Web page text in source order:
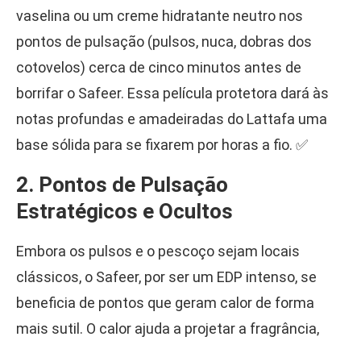
vaselina ou um creme hidratante neutro nos
pontos de pulsação (pulsos, nuca, dobras dos
cotovelos) cerca de cinco minutos antes de
borrifar o Safeer. Essa película protetora dará às
notas profundas e amadeiradas do Lattafa uma
base sólida para se fixarem por horas a fio. ✅
2. Pontos de Pulsação
Estratégicos e Ocultos
Embora os pulsos e o pescoço sejam locais
clássicos, o Safeer, por ser um EDP intenso, se
beneficia de pontos que geram calor de forma
mais sutil. O calor ajuda a projetar a fragrância,